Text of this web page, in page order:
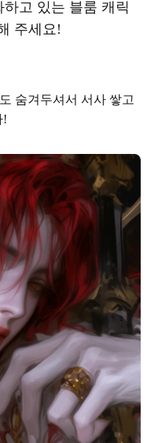
고 있는 블룸 캐릭
주세요!
숨겨두셔서 서사 쌓고
!